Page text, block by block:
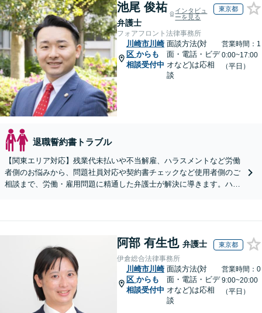
池尾 俊祐
弁護士
インタビュ
ーを見る
東京都
フォアフロント法律事務所
川崎市川崎
区 からも
相談受付中
面談方法(対
面・電話・ビデ
オなど)は応相
談
営業時間：1
0:00~17:00
（平日）
退職誓約書トラブル
【関東エリア対応】残業代未払いや不当解雇、ハラスメントなど労働
者側のお悩みから、問題社員対応や契約書チェックなど使用者側のご
相談まで、労働・雇用問題に精通した弁護士が解決に導きます。ハラ
阿部 有生也 弁護士 東京都
伊倉総合法律事務所
川崎市川崎
区 からも
相談受付中
面談方法(対
面・電話・ビデ
オなど)は応相
談
営業時間：0
9:00~20:00
（平日）